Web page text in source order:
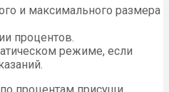
и максимального размера
процентов.
режиме, если
процентам присущи